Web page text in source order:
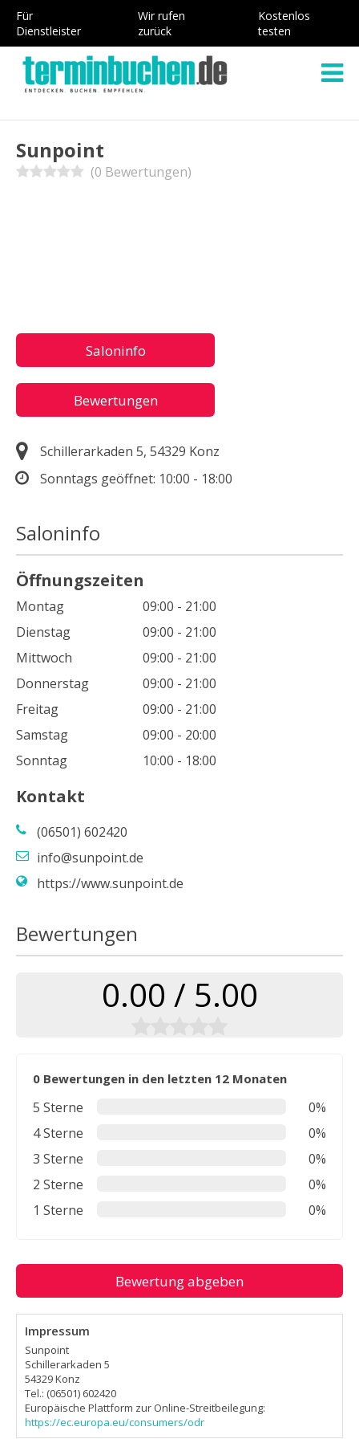
Für
Dienstleister
Wir rufen
zurück
Kostenlos
testen
Sunpoint
(0 Bewertungen)
Saloninfo
Bewertungen
Schillerarkaden 5, 54329 Konz
Sonntags geöffnet: 10:00 - 18:00
Saloninfo
Öffnungszeiten
Montag
09:00 - 21:00
Dienstag
09:00 - 21:00
Mittwoch
09:00 - 21:00
Donnerstag
09:00 - 21:00
Freitag
09:00 - 21:00
Samstag
09:00 - 20:00
Sonntag
10:00 - 18:00
Kontakt
(06501) 602420
info@sunpoint.de
https://www.sunpoint.de
Bewertungen
0.00 / 5.00
0 Bewertungen in den letzten 12 Monaten
5 Sterne
0%
4 Sterne
0%
3 Sterne
0%
2 Sterne
0%
1 Sterne
0%
Bewertung abgeben
Impressum
Sunpoint
Schillerarkaden 5
54329 Konz
Tel.: (06501) 602420
Europäische Plattform zur Online-Streitbeilegung:
https://ec.europa.eu/consumers/odr